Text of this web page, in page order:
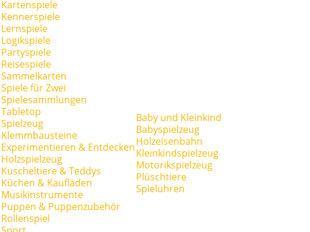
Kartenspiele
Kennerspiele
Lernspiele
Logikspiele
Partyspiele
Reisespiele
Sammelkarten
Spiele für Zwei
Spielesammlungen
Tabletop
Spielzeug
Klemmbausteine
Experimentieren & Entdecken
Holzspielzeug
Kuscheltiere & Teddys
Küchen & Kaufläden
Musikinstrumente
Puppen & Puppenzubehör
Rollenspiel
Baby und Kleinkind
Babyspielzeug
Holzeisenbahn
Kleinkindspielzeug
Motorikspielzeug
Plüschtiere
Spieluhren